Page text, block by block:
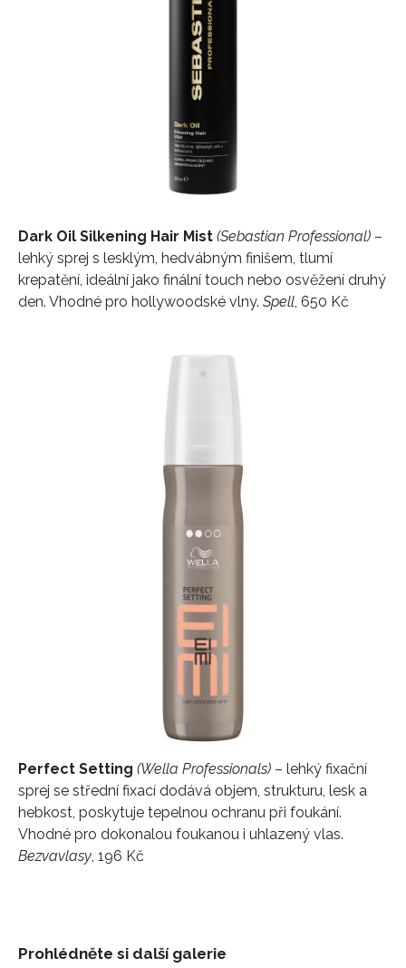
Přihlášením k newsletteru souhlasíte sObchodními
podmínkami společnosti BurdaMedia Extra s.r.o.
potvrzujete, že jste se seznámili se Zásadami
ochrany soukromí- BurdaMedia Extra s.r.o. bude s
vyhodnocení akce a zasílání novinek.
Dark Oil Silkening Hair Mist (Sebastian Professional) –
lehký sprej s lesklým, hedvábným finišem, tlumí
krepatění, ideální jako finální touch nebo osvěžení druhý
den. Vhodné pro hollywoodské vlny. Spell, 650 Kč
Perfect Setting (Wella Professionals) – lehký fixační
sprej se střední fixací dodává objem, strukturu, lesk a
hebkost, poskytuje tepelnou ochranu při foukání.
Vhodné pro dokonalou foukanou i uhlazený vlas.
Bezvavlasy, 196 Kč
Prohlédněte si další galerie